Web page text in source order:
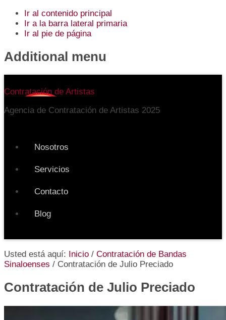
Ir al contenido principal
Ir a la barra lateral primaria
Ir al pie de página
Additional menu
Contratación de Artistas
Agencia de Contratación de Artistas 2025
Nosotros
Servicios
Contacto
Blog
Usted está aquí: Inicio / Contratación de Bandas
Sinaloenses / Contratación de Julio Preciado
Contratación de Julio Preciado